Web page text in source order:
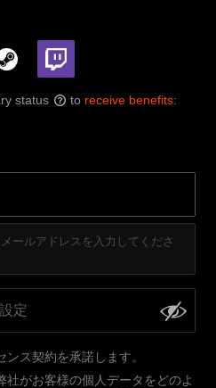
status ? to receive benefits:
ールアドレスを入力してくださ
ンス契約を承諾します。
社がお客様の個人データをどのよ